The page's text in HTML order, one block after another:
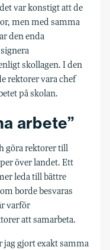
var konstigt att de
men med samma
den enda
skollagen. I den
rektorer vara chef
på skolan.
arbete”
göra rektorer till
över landet. Ett
leda till bättre
borde besvaras
varför
att samarbeta.
gjort exakt samma